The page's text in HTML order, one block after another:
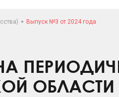
Выпуск №3 от 2024 года
ОБЛАСТИ